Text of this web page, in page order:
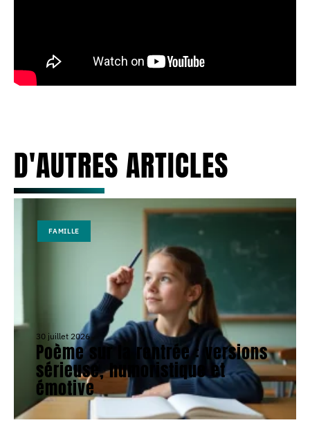
D'AUTRES ARTICLES
FAMILLE
30 juillet 2026
Poème sur la rentrée : versions
sérieuse, humoristique et
émotive